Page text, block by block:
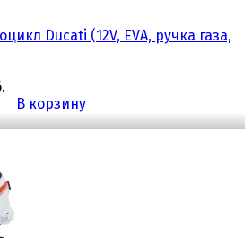
Ducati (12V, EVA, ручка газа,
В корзину